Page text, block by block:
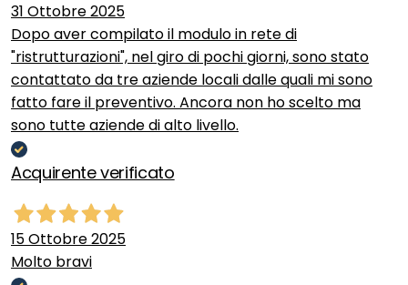
31 Ottobre 2025
Dopo aver compilato il modulo in rete di
"ristrutturazioni", nel giro di pochi giorni, sono stato
contattato da tre aziende locali dalle quali mi sono
fatto fare il preventivo. Ancora non ho scelto ma
sono tutte aziende di alto livello.
Acquirente verificato
15 Ottobre 2025
Molto bravi